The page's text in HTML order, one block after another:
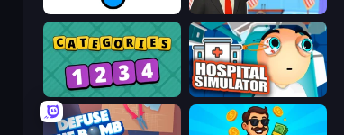
Stupidity Test The Secret Service
Categories Hospital Simulator